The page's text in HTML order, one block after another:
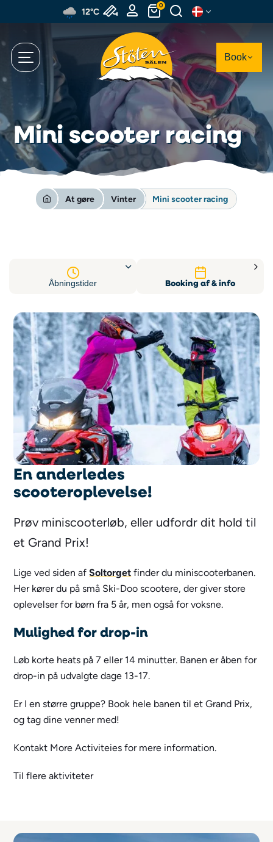
til
hovedindhold
12°C
0
Book
Mini scooter racing
At gøre Vinter Mini scooter racing
Åbningstider Booking af & info
En anderledes
scooteroplevelse!
Prøv miniscooterløb, eller udfordr dit hold til
et Grand Prix!
Lige ved siden afSoltorget finder du miniscooterbanen.
Her kører du på små Ski-Doo scootere, der giver store
oplevelser for børn fra 5 år, men også for voksne.
Mulighed for drop-in
Løb korte heats på 7 eller 14 minutter. Banen er åben for
drop-in på udvalgte dage 13-17.
Er I en større gruppe? Book hele banen til et Grand Prix,
og tag dine venner med!
Kontakt More Activiteies for mere information.
Til flere aktiviteter